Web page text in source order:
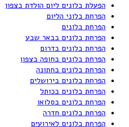
הפעלת בלונים ליום הולדת בצפון
הפרחת בלוני הליום
הפרחת בלונים
הפרחת בלונים בבאר שבע
הפרחת בלונים בדרום
הפרחת בלונים בחופה בצפון
הפרחת בלונים בחתונה
הפרחת בלונים בירושלים
הפרחת בלונים בכותל
הפרחת בלונים בסלואו
הפרחת בלונים חדרה
הפרחת בלונים לאירועים